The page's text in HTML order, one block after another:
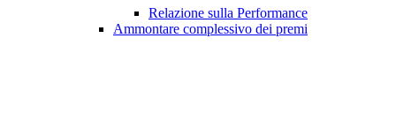
Relazione sulla Performance
Ammontare complessivo dei premi